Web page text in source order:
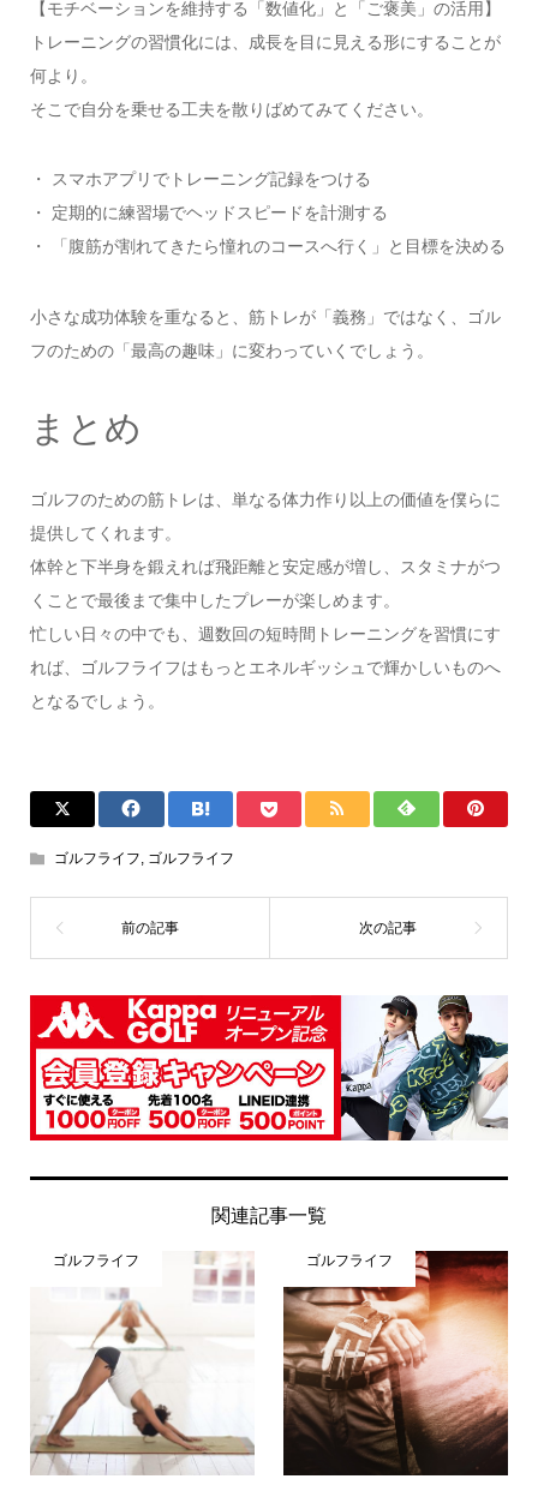
【モチベーションを維持する「数値化」と「ご褒美」の活用】
トレーニングの習慣化には、成長を目に見える形にすることが
何より。
そこで自分を乗せる工夫を散りばめてみてください。
・ スマホアプリでトレーニング記録をつける
・ 定期的に練習場でヘッドスピードを計測する
・ 「腹筋が割れてきたら憧れのコースへ行く」と目標を決める
小さな成功体験を重なると、筋トレが「義務」ではなく、ゴル
フのための「最高の趣味」に変わっていくでしょう。
まとめ
ゴルフのための筋トレは、単なる体力作り以上の価値を僕らに
提供してくれます。
体幹と下半身を鍛えれば飛距離と安定感が増し、スタミナがつ
くことで最後まで集中したプレーが楽しめます。
忙しい日々の中でも、週数回の短時間トレーニングを習慣にす
れば、ゴルフライフはもっとエネルギッシュで輝かしいものへ
となるでしょう。
ゴルフライフ ゴルフライフ
関連記事一覧
ゴルフライフ ゴルフライフ